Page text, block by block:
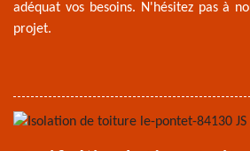
adéquat vos besoins. N'hésitez pas à
projet.